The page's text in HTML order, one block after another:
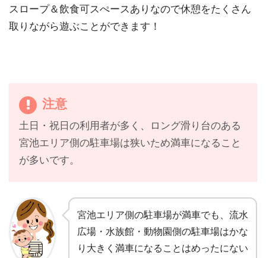
スロープ＆飲食可スぺースありなので休憩をたくさん
取りながら遊ぶことができます！
注意
土日・祝日の利用者が多く、ロング滑り台のある
宮池エリア側の駐車場は狭いため満車になること
が多いです。
宮池エリア側の駐車場が満車でも、流水
広場・水族館・動物園側の駐⾞場はかな
り⼤きく満⾞になることはめったにない